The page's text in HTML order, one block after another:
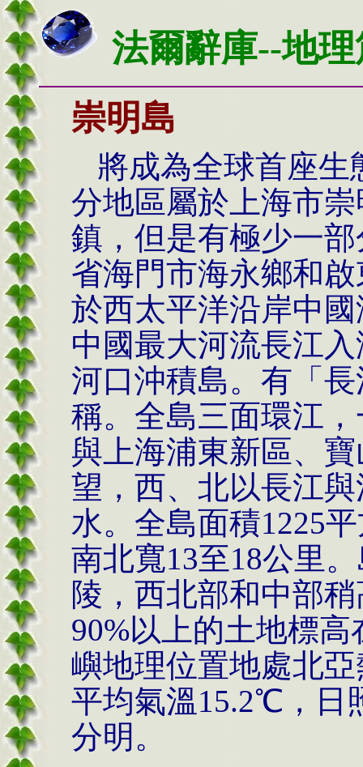
法爾辭庫--地
崇明島
將成為全球首座
分地區屬於上海市
鎮，但是有極少一
省海門市海永鄉和
於西太平洋沿岸中
中國最大河流長江
河口沖積島。有「
稱。全島三面環江
與上海浦東新區、
望，西、北以長江
水。全島面積1225
南北寬13至18公里
陵，西北部和中部
90%以上的土地標高
嶼地理位置地處北
平均氣溫15.2℃，日
分明。